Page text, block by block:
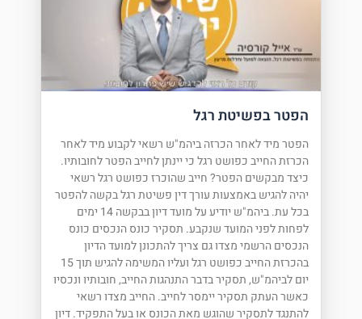
הפטר בפשיטת רגל
הפטר מיד לאחר הכרזה ביהמ"ש רשאי לקבוע מיד לאחר
הכרזת החייב כפושט רגל כי יינתן לחייב הפטר לחובותיו.
כיצד מבקשים הפטר? חייב שהוכרז כפושט רגל רשאי
יהיה להגיש באמצעות עורך דין פשיטת רגל בקשה להפטר
בכל עת. ביהמ"ש יודיע על מועד דיון בבקשה 14 ימים
לפחות לפני המועד שנקבע. תסקיר כונס הנכסים כונס
הנכסים הרשמי מצדו גם צריך להתכונן למועד הדיון
בהכרזת החייב כפושט רגל ועליו המשימה להגיש תוך 15
יום לביהמ"ש, תסקיר בדבר התנהגות החייב, חובותיו ונכסיו
כאשר העתק תסקיר יימסר לחייב. החייב מצדו רשאי
להתנגד לתסקיר שהוגש מאת הכונס או בעל התפקיד. דיון